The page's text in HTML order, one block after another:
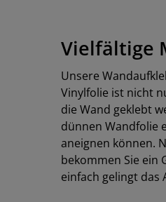
Vielfältige
Unsere
Vinylfolie ist nicht
die Wand geklebt
dünnen Wandfolie
aneignen können.
bekommen Sie ein
einfach gelingt das